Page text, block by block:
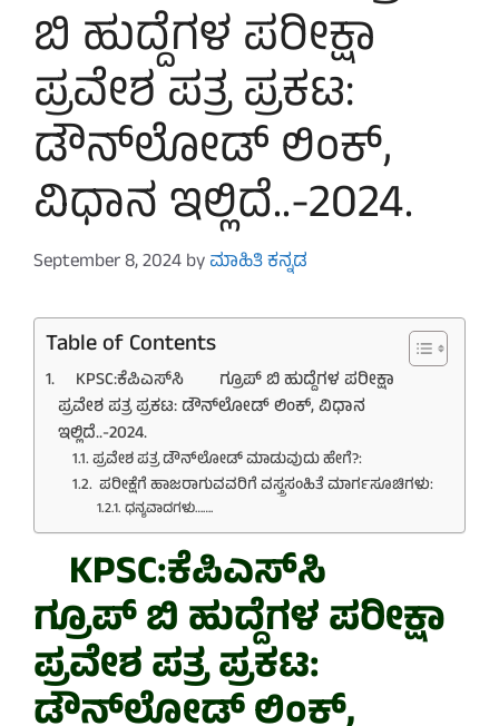
ಬಿ ಹುದ್ದೆಗಳ ಪರೀಕ್ಷಾ
ಪ್ರವೇಶ ಪತ್ರ ಪ್ರಕಟ:
ಡೌನ್‌ಲೋಡ್‌ ಲಿಂಕ್,
ವಿಧಾನ ಇಲ್ಲಿದೆ..-2024.
September 8, 2024byಮಾಹಿತಿ ಕನ್ನಡ
Table of Contents
KPSC:ಕೆಪಿಎಸ್‌ಸಿ ಗ್ರೂಪ್‌ ಬಿ ಹುದ್ದೆಗಳ ಪರೀಕ್ಷಾ
ಪ್ರವೇಶ ಪತ್ರ ಪ್ರಕಟ: ಡೌನ್‌ಲೋಡ್‌ ಲಿಂಕ್, ವಿಧಾನ
ಇಲ್ಲಿದೆ..-2024.
ಪ್ರವೇಶ ಪತ್ರ ಡೌನ್‌ಲೋಡ್‌ ಮಾಡುವುದು ಹೇಗೆ?:
ಪರೀಕ್ಷೆಗೆ ಹಾಜರಾಗುವವರಿಗೆ ವಸ್ತ್ರಸಂಹಿತೆ ಮಾರ್ಗಸೂಚಿಗಳು:
ಧನ್ಯವಾದಗಳು…….
KPSC:ಕೆಪಿಎಸ್‌ಸಿ
ಗ್ರೂಪ್‌ ಬಿ ಹುದ್ದೆಗಳ ಪರೀಕ್ಷಾ
ಪ್ರವೇಶ ಪತ್ರ ಪ್ರಕಟ: